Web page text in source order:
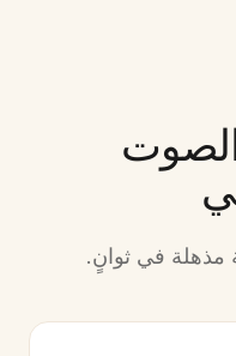
مذهلة في ثوانٍ.